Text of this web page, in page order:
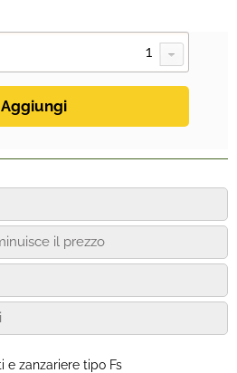
il prezzo
e zanzariere tipo Fs